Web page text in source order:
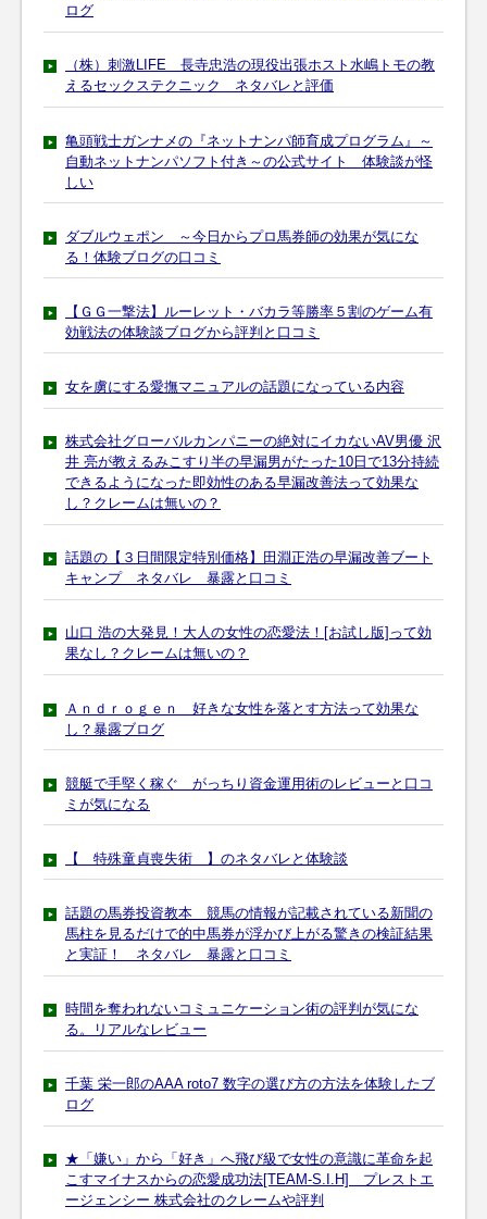
ログ
（株）刺激LIFE 長寺忠浩の現役出張ホスト水嶋トモの教
えるセックステクニック ネタバレと評価
亀頭戦士ガンナメの『ネットナンパ師育成プログラム』～
自動ネットナンパソフト付き～の公式サイト 体験談が怪
しい
ダブルウェポン ～今日からプロ馬券師の効果が気にな
る！体験ブログの口コミ
【ＧＧ一撃法】ルーレット・バカラ等勝率５割のゲーム有
効戦法の体験談ブログから評判と口コミ
女を虜にする愛撫マニュアルの話題になっている内容
株式会社グローバルカンパニーの絶対にイカないAV男優 沢
井 亮が教えるみこすり半の早漏男がたった10日で13分持続
できるようになった即効性のある早漏改善法って効果な
し？クレームは無いの？
話題の【３日間限定特別価格】田淵正浩の早漏改善ブート
キャンプ ネタバレ 暴露と口コミ
山口 浩の大発見！大人の女性の恋愛法！[お試し版]って効
果なし？クレームは無いの？
Ａｎｄｒｏｇｅｎ 好きな女性を落とす方法って効果な
し？暴露ブログ
競艇で手堅く稼ぐ がっちり資金運用術のレビューと口コ
ミが気になる
【 特殊童貞喪失術 】のネタバレと体験談
話題の馬券投資教本 競馬の情報が記載されている新聞の
馬柱を見るだけで的中馬券が浮かび上がる驚きの検証結果
と実証！ ネタバレ 暴露と口コミ
時間を奪われないコミュニケーション術の評判が気にな
る。リアルなレビュー
千葉 栄一郎のAAA roto7 数字の選び方の方法を体験したブ
ログ
★「嫌い」から「好き」へ飛び級で女性の意識に革命を起
こすマイナスからの恋愛成功法[TEAM-S.I.H] プレストエ
ージェンシー 株式会社のクレームや評判